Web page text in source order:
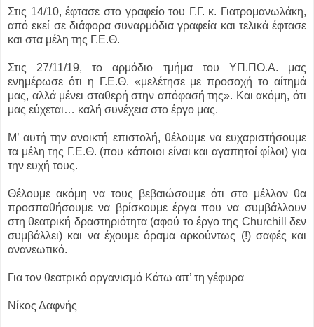
Στις 14/10, έφτασε στο γραφείο του Γ.Γ. κ. Γιατρομανωλάκη,
από εκεί σε διάφορα συναρμόδια γραφεία και τελικά έφτασε
και στα μέλη της Γ.Ε.Θ.
Στις 27/11/19, το αρμόδιο τμήμα του ΥΠ.ΠΟ.Α. μας
ενημέρωσε ότι η Γ.Ε.Θ. «μελέτησε με προσοχή το αίτημά
μας, αλλά μένει σταθερή στην απόφασή της». Και ακόμη, ότι
μας εύχεται… καλή συνέχεια στο έργο μας.
Μ’ αυτή την ανοικτή επιστολή, θέλουμε να ευχαριστήσουμε
τα μέλη της Γ.Ε.Θ. (που κάποιοι είναι και αγαπητοί φίλοι) για
την ευχή τους.
Θέλουμε ακόμη να τους βεβαιώσουμε ότι στο μέλλον θα
προσπαθήσουμε να βρίσκουμε έργα που να συμβάλλουν
στη θεατρική δραστηριότητα (αφού το έργο της Churchill δεν
συμβάλλει) και να έχουμε όραμα αρκούντως (!) σαφές και
ανανεωτικό.
Για τον θεατρικό οργανισμό Κάτω απ’ τη γέφυρα
Νίκος Δαφνής